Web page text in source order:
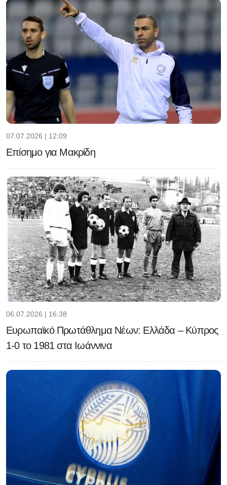
07.07.2026 | 12:09
Επίσημο για Μακρίδη
06.07.2026 | 16:38
Ευρωπαϊκό Πρωτάθλημα Νέων: Ελλάδα – Κύπρος
1-0 το 1981 στα Ιωάννινα